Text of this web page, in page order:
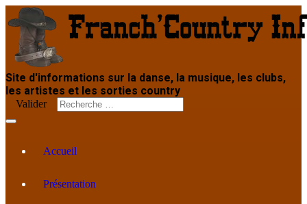
Site d'informations sur la danse, la musique, les clubs,
les artistes et les sorties country
Valider
Accueil
Présentation